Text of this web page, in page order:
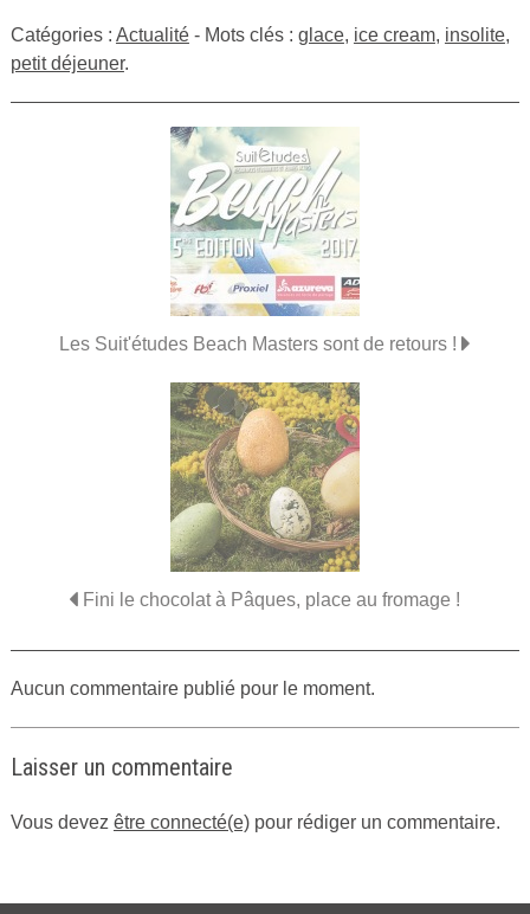
Catégories : Actualité- Mots clés : glace, ice cream, insolite,
petit déjeuner.
Les Suit'études Beach Masters sont de retours !
Fini le chocolat à Pâques, place au fromage !
Aucun commentaire publié pour le moment.
Laisser un commentaire
Vous devez être connecté(e)pour rédiger un commentaire.